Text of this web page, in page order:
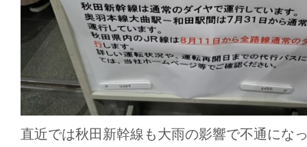
直近では秋田新幹線も大雨の影響で不通にな